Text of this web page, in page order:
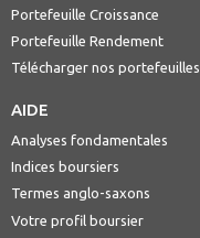
Portefeuille Croissance
Portefeuille Rendement
Télécharger nos portefeuilles
AIDE
Analyses fondamentales
Indices boursiers
Termes anglo-saxons
Votre profil boursier